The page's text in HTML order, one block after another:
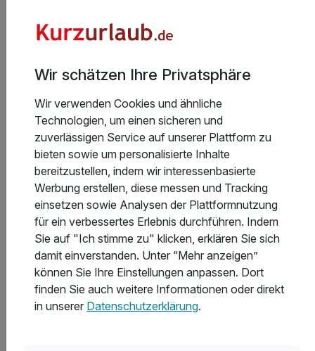
Sehenswürdigkeiten. Das Freilichtmuseum Vogts
Geschichte und das Leben wie früher wieder aufleben.
Wir tun alles für Sie, damit Sie sich als Gast bei uns wohl
und wie zu Hause fühlen. Wir freuen uns, Sie schon bald
in Bad Wildbad im Schwarzwald begrüßen und
verwöhnen zu dürfen.
Ihre Familie Richter
Hotelausstattung
Kinderpreise
Wir schätzen Ihre Privatsphäre
Wir verwenden Cookies und ähnliche
Technologien, um einen sicheren und
zuverlässigen Service auf unserer Plattform zu
bieten sowie um personalisierte Inhalte
bereitzustellen, indem wir interessenbasierte
Werbung erstellen, diese messen und Tracking
einsetzen sowie Analysen der Plattformnutzung
für ein verbessertes Erlebnis durchführen. Indem
Sie auf "Ich stimme zu" klicken, erklären Sie sich
damit einverstanden. Unter “Mehr anzeigen”
können Sie Ihre Einstellungen anpassen. Dort
finden Sie auch weitere Informationen oder direkt
in unserer Datenschutzerklärung.